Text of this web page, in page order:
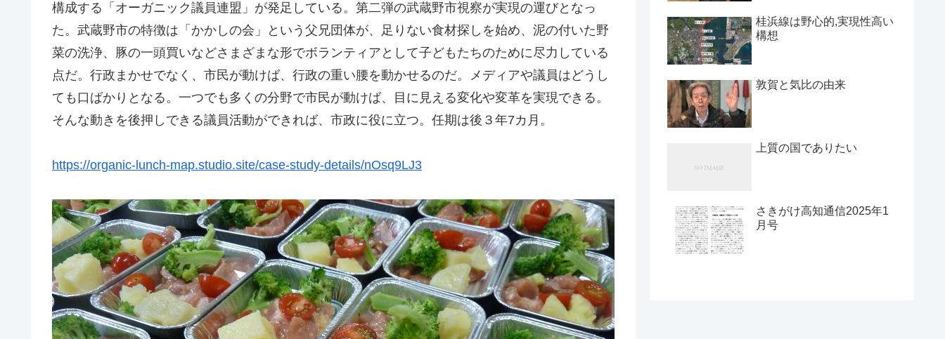
構成する「オーガニック議員連盟」が発足している。第二弾の武蔵野市視察が実現の運びとなっ
た。武蔵野市の特徴は「かかしの会」という父兄団体が、足りない食材探しを始め、泥の付いた野
菜の洗浄、豚の一頭買いなどさまざまな形でボランティアとして子どもたちのために尽力している
点だ。行政まかせでなく、市民が動けば、行政の重い腰を動かせるのだ。メディアや議員はどうし
ても口ばかりとなる。一つでも多くの分野で市民が動けば、目に見える変化や変革を実現できる。
そんな動きを後押しできる議員活動ができれば、市政に役に立つ。任期は後３年7カ月。
https://organic-lunch-map.studio.site/case-study-details/nOsq9LJ3
桂浜線は野心的,実現性高い
構想
敦賀と気比の由来
上質の国でありたい
さきがけ高知通信2025年1
月号